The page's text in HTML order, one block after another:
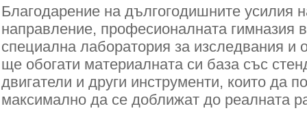
Благодарение на дългогодишните усилия
направление, професионалната гимназия
специална лаборатория за изследвания и
ще обогати материалната си база със
двигатели и други инструменти, които да
максимално да се доближат до реалната